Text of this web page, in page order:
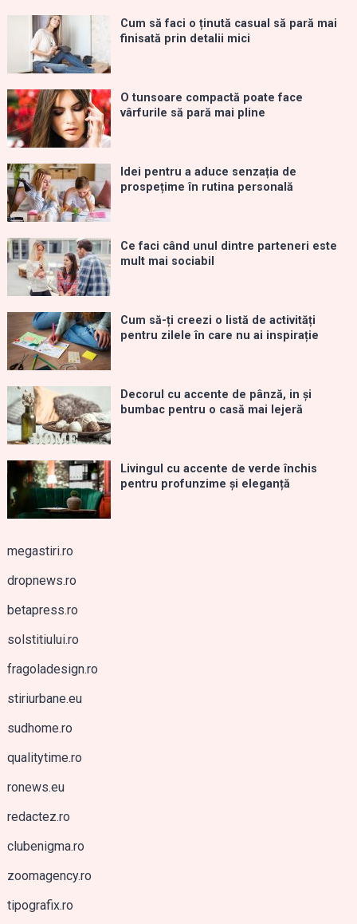
Cum să faci o ținută casual să pară mai
finisată prin detalii mici
O tunsoare compactă poate face
vârfurile să pară mai pline
Idei pentru a aduce senzația de
prospețime în rutina personală
Ce faci când unul dintre parteneri este
mult mai sociabil
Cum să-ți creezi o listă de activități
pentru zilele în care nu ai inspirație
Decorul cu accente de pânză, in și
bumbac pentru o casă mai lejeră
Livingul cu accente de verde închis
pentru profunzime și eleganță
megastiri.ro
dropnews.ro
betapress.ro
solstitiului.ro
fragoladesign.ro
stiriurbane.eu
sudhome.ro
qualitytime.ro
ronews.eu
redactez.ro
clubenigma.ro
zoomagency.ro
tipografix.ro